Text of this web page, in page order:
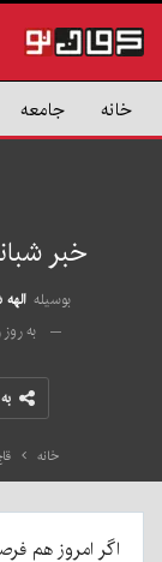
خانه جامعه
خبر شبانگاهی ٢۰:٢٠
بوسیله الهه
به
خانه